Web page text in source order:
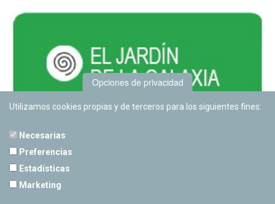
Opciones de privacidad
Utilizamos cookies propias y de terceros para los siguientes fines:
Necesarias
Preferencias
Estadísticas
Marketing